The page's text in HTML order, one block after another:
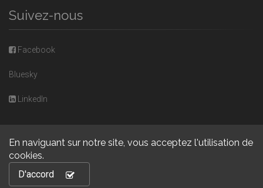
En naviguant sur notre site, vous acceptez l'utilisation de
cookies.
D'accord
Suivez-nous
Facebook
Bluesky
LinkedIn